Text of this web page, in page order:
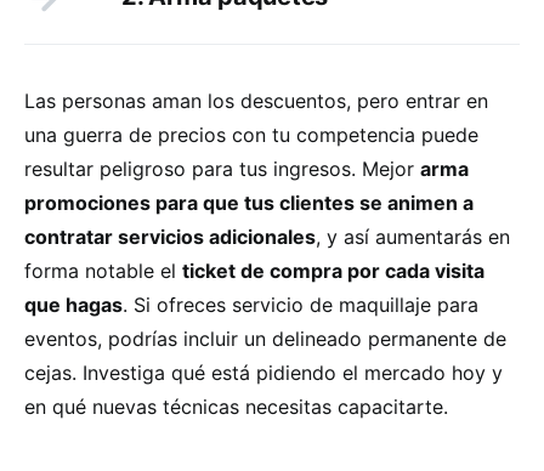
Las personas aman los descuentos, pero entrar en
una guerra de precios con tu competencia puede
resultar peligroso para tus ingresos. Mejor arma
promociones para que tus clientes se animen a
contratar servicios adicionales, y así aumentarás en
forma notable el ticket de compra por cada visita
que hagas. Si ofreces servicio de maquillaje para
eventos, podrías incluir un delineado permanente de
cejas. Investiga qué está pidiendo el mercado hoy y
en qué nuevas técnicas necesitas capacitarte.